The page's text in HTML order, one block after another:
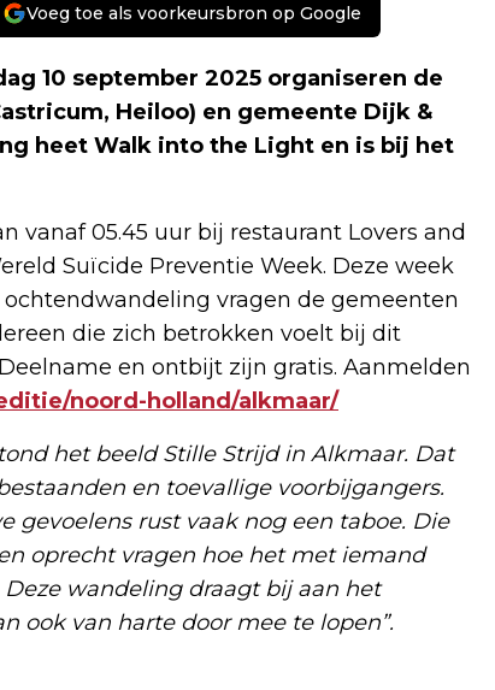
Voeg toe als voorkeursbron op Google
10 september 2025 organiseren de
Heiloo) en gemeente Dijk &
heet Walk into the Light en is bij het
vanaf 05.45 uur bij restaurant Lovers and
Suïcide Preventie Week. Deze week
vragen de gemeenten
die zich betrokken voelt bij dit
en ontbijt zijn gratis. Aanmelden
noord-holland/alkmaar/
het beeld Stille Strijd in Alkmaar. Dat
en toevallige voorbijgangers.
gevoelens rust vaak nog een taboe. Die
oprecht vragen hoe het met iemand
wandeling draagt bij aan het
ook van harte door mee te lopen”.